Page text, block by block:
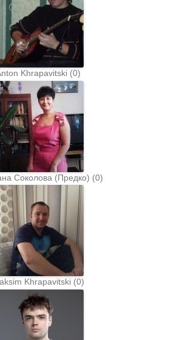
Khrapavitski (0)
Соколова (Предко) (0)
Khrapavitski (0)